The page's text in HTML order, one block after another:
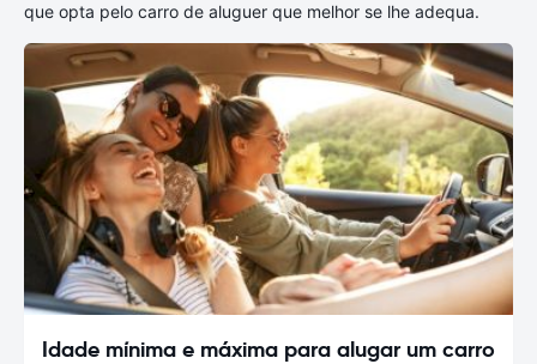
que opta pelo carro de aluguer que melhor se lhe adequa.
Idade mínima e máxima para alugar um carro